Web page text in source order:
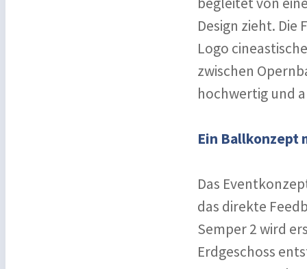
Design zieht.
Logo
zwischen
hochwertig und
Ein Ballkonzept
Das
das direkte
Semper 2 wird
Erdgeschoss